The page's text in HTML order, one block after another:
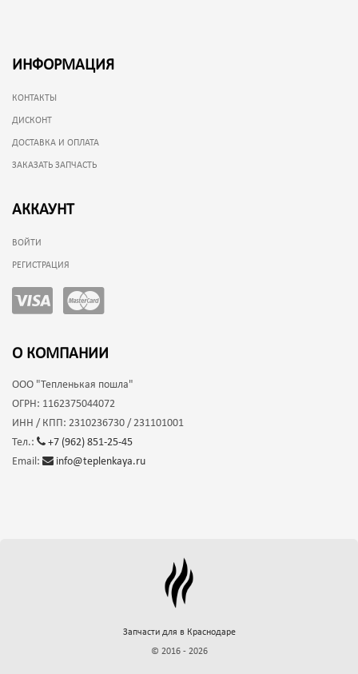
ИНФОРМАЦИЯ
КОНТАКТЫ
ДИСКОНТ
ДОСТАВКА И ОПЛАТА
ЗАКАЗАТЬ ЗАПЧАСТЬ
АККАУНТ
ВОЙТИ
РЕГИСТРАЦИЯ
О КОМПАНИИ
ООО "Тепленькая пошла"
ОГРН: 1162375044072
ИНН / КПП: 2310236730 / 231101001
Тел.:
+7 (962) 851-25-45
Email:
info@teplenkaya.ru
Запчасти для в Краснодаре
© 2016 - 2026